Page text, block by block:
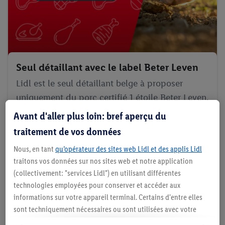
Seul détaillant avec le label Beter Leven
Lidl est le seul détaillant belge à proposer
uniquement du porc certifié 1 étoile Beter Leven.
Ce label garantit de meilleures conditions de vie
aux animaux. Un investissement durable dont
Plus d'info
Avant d'aller plus loin: bref aperçu du
traitement de vos données
Nous, en tant qu’opérateur des sites web Lidl et des applis Lidl
traitons vos données sur nos sites web et notre application
(collectivement: "services Lidl") en utilisant différentes
technologies employées pour conserver et accéder aux
informations sur votre appareil terminal. Certains d'entre elles
sont techniquement nécessaires ou sont utilisées avec votre